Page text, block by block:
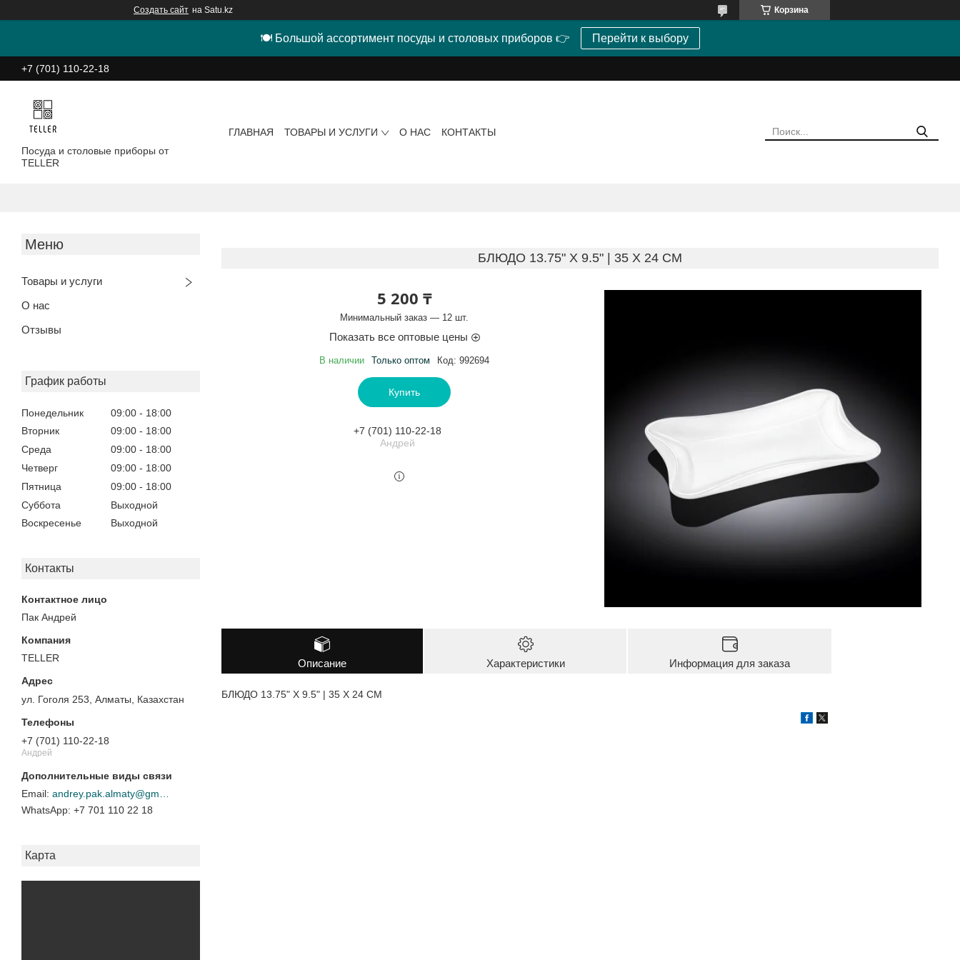
Создать сайт на Satu.kz Корзина
🍽 Большой ассортимент посуды и столовых приборов 👉 Перейти к выбору
+7 (701) 110-22-18
Посуда и столовые приборы от
TELLER
ГЛАВНАЯ ТОВАРЫ И УСЛУГИ О НАС КОНТАКТЫ
Товары и услуги
О нас
Отзывы
График работы
Понедельник 09:00
18:00
Вторник
09:00
18:00
Среда
09:00
18:00
Четверг
09:00
18:00
Пятница
09:00
18:00
Суббота
Выходной
Воскресенье
Выходной
Контакты
Пак Андрей
TELLER
ул. Гоголя 253, Алматы, Казахстан
+7 (701) 110-22-18
Андрей
+7 701 110 22 18
Карта
БЛЮДО 13.75" X 9.5" | 35 X 24 CM
5 200 ₸
Минимальный заказ — 12 шт.
Показать все оптовые цены
В наличии Только оптом Код: 992694
Купить
+7 (701) 110-22-18
Андрей
Описание Характеристики Информация для заказа
БЛЮДО 13.75" X 9.5" | 35 X 24 CM